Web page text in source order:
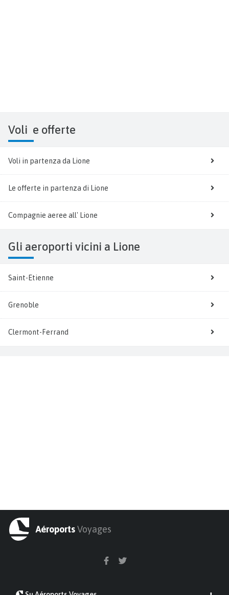
Voli e offerte
Voli in partenza da Lione
Le offerte in partenza di Lione
Compagnie aeree all' Lione
Gli aeroporti vicini a Lione
Saint-Etienne
Grenoble
Clermont-Ferrand
AéroportsVoyages